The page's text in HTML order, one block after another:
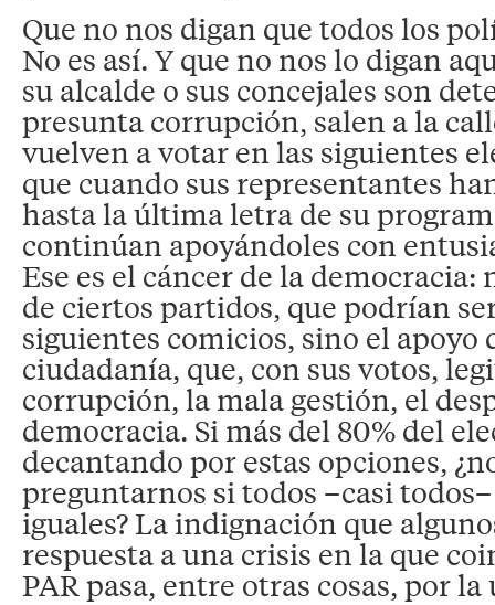
Que no nos digan que todos los
No es así. Y que no nos lo digan
su alcalde o sus concejales son
presunta corrupción, salen a la
vuelven a votar en las siguientes
que cuando sus representantes
hasta la última letra de su
continúan apoyándoles con
Ese es el cáncer de la
de ciertos partidos, que podrían
siguientes comicios, sino el apoyo
ciudadanía, que, con sus votos,
corrupción, la mala gestión, el
democracia. Si más del 80% del
decantando por estas opciones,
preguntarnos si todos –casi
iguales? La indignación que
respuesta a una crisis en la que
PAR pasa, entre otras cosas, por la